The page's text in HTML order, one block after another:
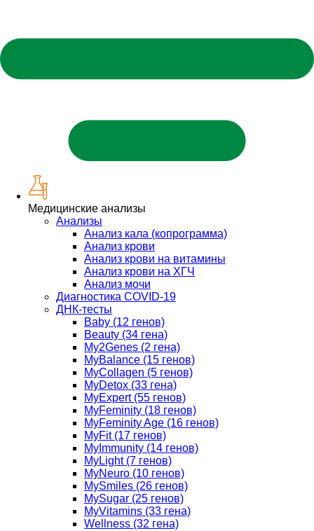
Медицинские анализы
Анализы
Анализ кала (копрограмма)
Анализ крови
Анализ крови на витамины
Анализ крови на ХГЧ
Анализ мочи
Диагностика COVID-19
ДНК-тесты
Baby (12 генов)
Beauty (34 гена)
My2Genes (2 гена)
MyBalance (15 генов)
MyCollagen (5 генов)
MyDetox (33 гена)
MyExpert (55 генов)
MyFeminity (18 генов)
MyFeminity Age (16 генов)
MyFit (17 генов)
MyImmunity (14 генов)
MyLight (7 генов)
MyNeuro (10 генов)
MySmiles (26 генов)
MySugar (25 генов)
MyVitamins (33 гена)
Wellness (32 гена)